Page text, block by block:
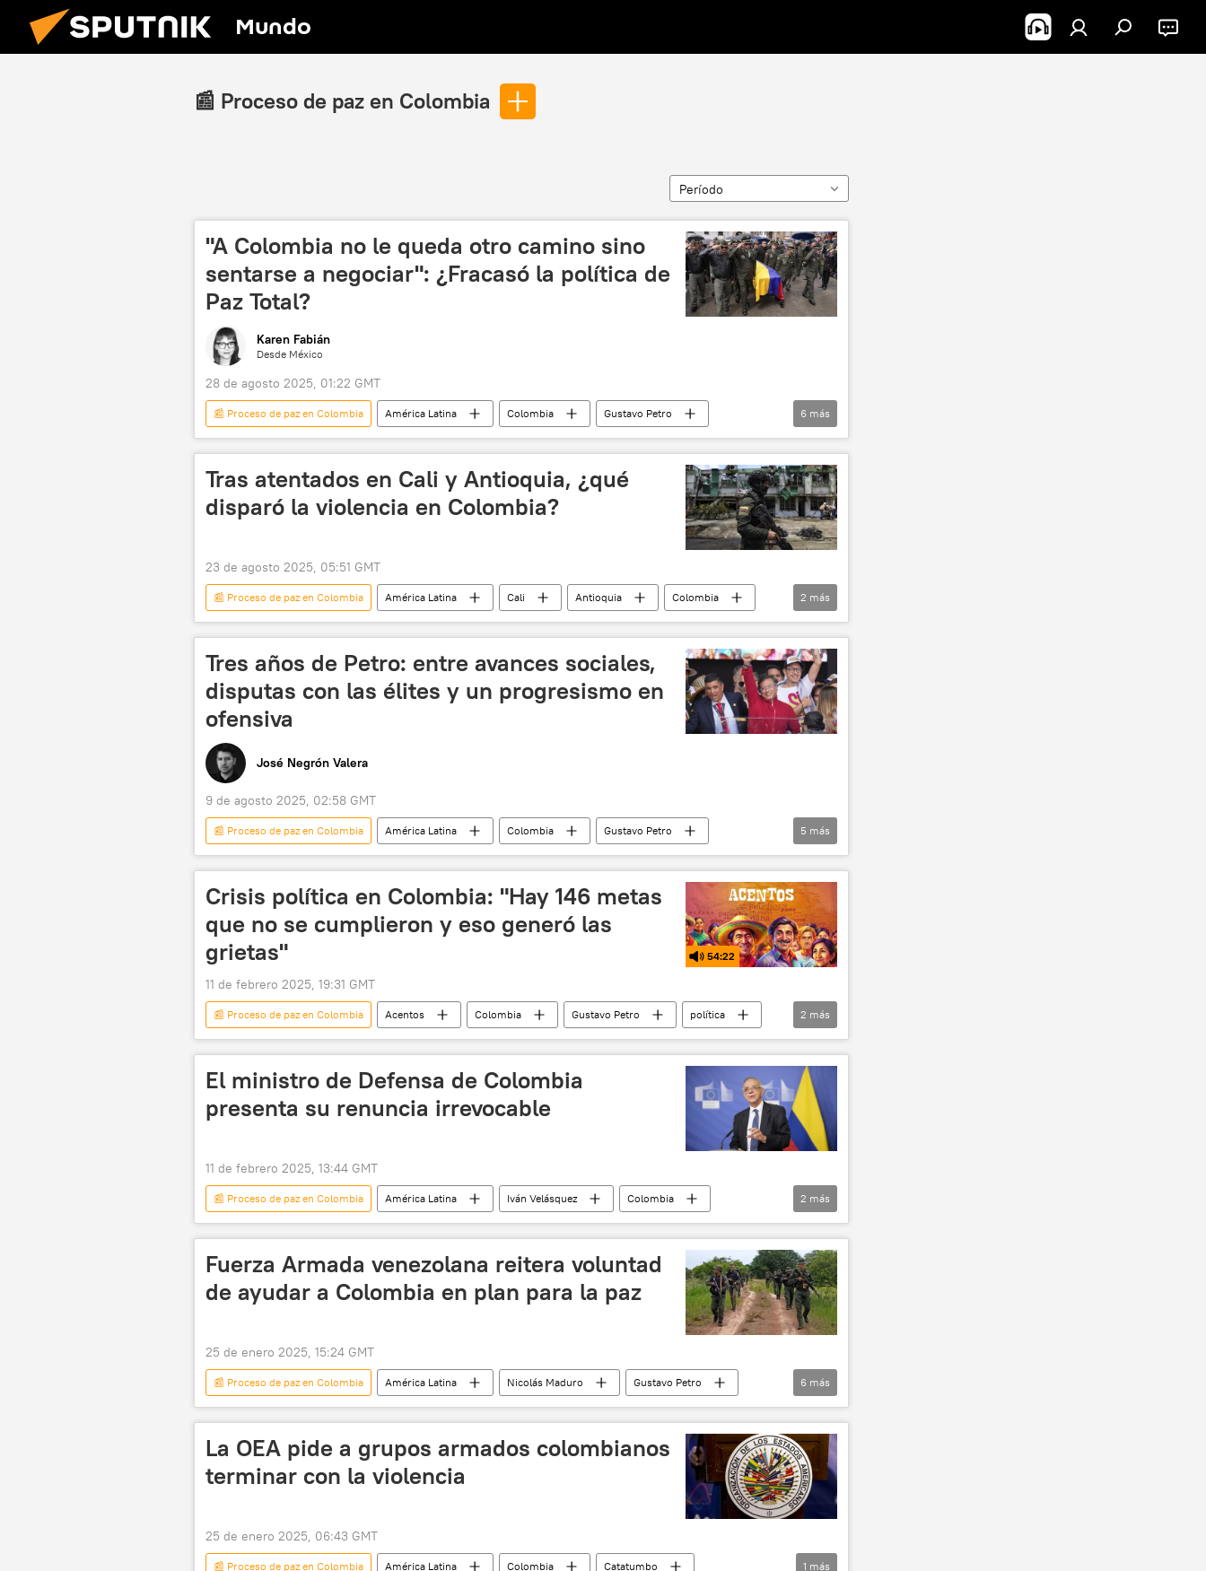
Mundo
📰 Proceso de paz en Colombia
Período
"A Colombia no le queda otro camino sino
sentarse a negociar": ¿Fracasó la política de
Paz Total?
Karen Fabián
Desde México
28 de agosto 2025, 01:22 GMT
📰 Proceso de paz en Colombia América Latina Colombia
Gustavo Petro
Ejército de Liberación Nacional (ELN) de Colombia
💬 Opinión y Análisis
Cali
6 más
Tras atentados en Cali y Antioquia, ¿qué
disparó la violencia en Colombia?
23 de agosto 2025, 05:51 GMT
📰 Proceso de paz en Colombia América Latina Cali Antioquia
Colombia
seguridad
🛡️ Zonas de conflicto
2 más
Tres años de Petro: entre avances sociales,
disputas con las élites y un progresismo en
ofensiva
José Negrón Valera
9 de agosto 2025, 02:58 GMT
📰 Proceso de paz en Colombia América Latina Colombia
Gustavo Petro
Ejército de Liberación Nacional (ELN) de Colombia
FARC Iván Duque
Medellín
5 más
Crisis política en Colombia: "Hay 146 metas
que no se cumplieron y eso generó las
grietas"
54:22
11 de febrero 2025, 19:31 GMT
📰 Proceso de paz en Colombia Acentos Colombia Gustavo Petro
política
latinoamérica
Catatumbo
2 más
El ministro de Defensa de Colombia
presenta su renuncia irrevocable
11 de febrero 2025, 13:44 GMT
📰 Proceso de paz en Colombia América Latina Iván Velásquez
Colombia
Gustavo Petro
política
2 más
Fuerza Armada venezolana reitera voluntad
de ayudar a Colombia en plan para la paz
25 de enero 2025, 15:24 GMT
📰 Proceso de paz en Colombia América Latina Nicolás Maduro
Gustavo Petro
Colombia
Catatumbo
Venezuela
Ejército de Liberación Nacional (ELN) de Colombia
6 más
La OEA pide a grupos armados colombianos
terminar con la violencia
25 de enero 2025, 06:43 GMT
📰 Proceso de paz en Colombia América Latina Colombia
Catatumbo
1 más